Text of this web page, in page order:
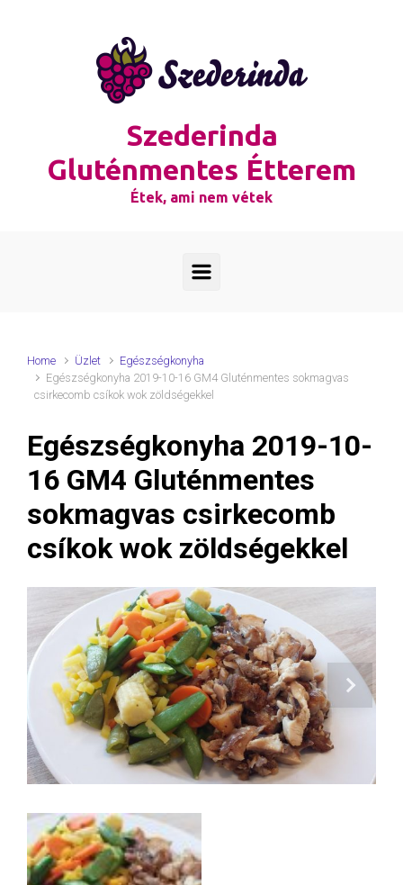
Szederinda
Gluténmentes Étterem
Étek, ami nem vétek
Home Üzlet
Egészségkonyha
Egészségkonyha 2019-10-16 GM4 Gluténmentes sokmagvas
csirkecomb csíkok wok zöldségekkel
Egészségkonyha 2019-10-
16 GM4 Gluténmentes
sokmagvas csirkecomb
csíkok wok zöldségekkel
Next